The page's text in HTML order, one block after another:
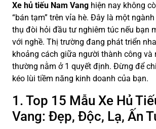
Xe hủ tiếu Nam Vang hiện nay không
“bán tạm” trên vỉa hè. Đây là một
thụ đòi hỏi đầu tư nghiêm túc nếu bạn
với nghề. Thị trường đang phát triển
khoảng cách giữa người thành công và
thường nằm ở 1 quyết định. Đừng để
kéo lùi tiềm năng kinh doanh của bạn.
1. Top 15 Mẫu Xe Hủ
Vang: Đẹp, Độc, Lạ, Ấn